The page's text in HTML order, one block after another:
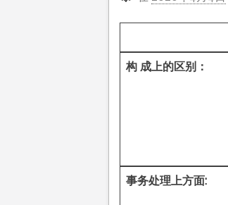
构 成上的区别：
事务处理上方面: